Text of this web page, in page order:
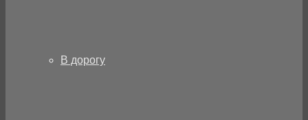
В дорогу